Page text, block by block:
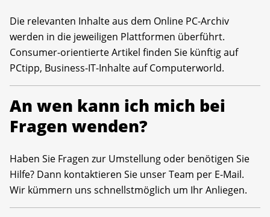
Die relevanten Inhalte aus dem Online PC-Archiv
werden in die jeweiligen Plattformen überführt.
Consumer-orientierte Artikel finden Sie künftig auf
PCtipp, Business-IT-Inhalte auf Computerworld.
An wen kann ich mich bei
Fragen wenden?
Haben Sie Fragen zur Umstellung oder benötigen Sie
Hilfe? Dann kontaktieren Sie unser Team per E-Mail.
Wir kümmern uns schnellstmöglich um Ihr Anliegen.